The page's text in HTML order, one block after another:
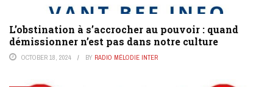
L’obstination à s’accrocher au pouvoir : quand
démissionner n’est pas dans notre culture
OCTOBER 18, 2024 BY RADIO MÉLODIE INTER